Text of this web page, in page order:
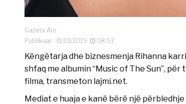
Gazeta Alo
Publikuar: 31/01/2019
08:57
Këngëtarja dhe biznesmenja Rihanna
shfaq me albumin “Music of The Sun”,
filma, transmeton lajmi.net.
Mediat e huaja e kanë bërë një